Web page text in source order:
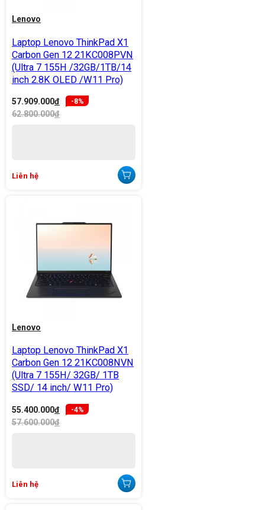
Lenovo
Laptop Lenovo ThinkPad X1
Carbon Gen 12 21KC008PVN
(Ultra 7 155H /32GB/1TB/14
inch 2.8K OLED /W11 Pro)
57.909.000đ -8%
62.800.000đ
Liên hệ
Lenovo
Laptop Lenovo ThinkPad X1
Carbon Gen 12 21KC008NVN
(Ultra 7 155H/ 32GB/ 1TB
SSD/ 14 inch/ W11 Pro)
55.400.000đ -4%
57.600.000đ
Liên hệ